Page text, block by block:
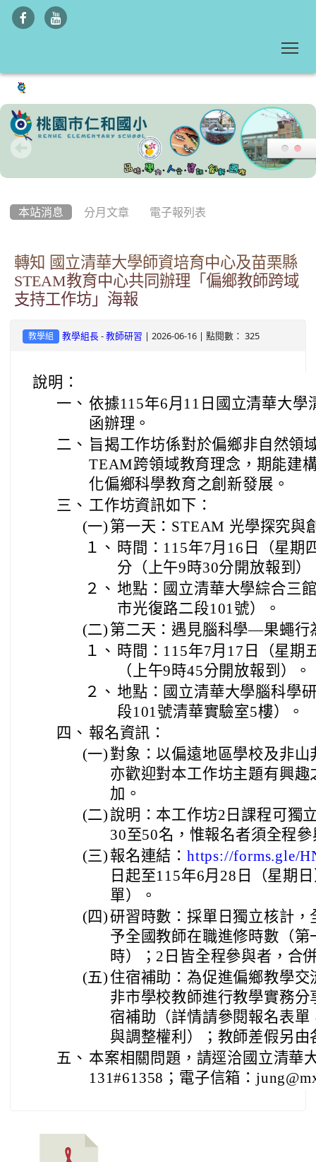
本站消息 分月文章 電子報列表
轉知 國立清華大學師資培育中心及苗栗縣
STEAM教育中心共同辦理「偏鄉教師跨域
支持工作坊」海報
教學組 教學組長- 教師研習 | 2026-06-16 | 點閱數： 325
說明：
一、 依據115年6月11日國立清華大學
函辦理。
二、 旨揭工作坊係對於偏鄉非自然領
TEAM跨領域教育理念，期能建
化偏鄉科學教育之創新發展。
三、 工作坊資訊如下：
(一) 第一天：STEAM 光學探究與
１、 時間：115年7月16日（星期
分（上午9時30分開放報到）
２、 地點：國立清華大學綜合三
市光復路二段101號）。
(二) 第二天：遇見腦科學—果蠅行
１、 時間：115年7月17日（星期
（上午9時45分開放報到）。
２、 地點：國立清華大學腦科學
段101號清華實驗室5樓）。
四、 報名資訊：
(一) 對象：以偏遠地區學校及非
亦歡迎對本工作坊主題有興
加。
(二)說明：本工作坊2日課程可獨
30至50名，惟報名者須全程
(三) 報名連結： https://forms.gle/
日起至115年6月28日（星期
單）。
(四)研習時數：採單日獨立核計
予全國教師在職進修時數（
時）；2日皆全程參與者，合
(五) 住宿補助：為促進偏鄉教學
非市學校教師進行教學實務
宿補助（詳情請參閱報名表
與調整權利）；教師差假另由
五、 本案相關問題，請逕洽國立清華
131#61358；電子信箱：